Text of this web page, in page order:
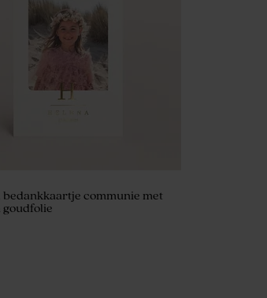
bedankkaartje communie met
goudfolie